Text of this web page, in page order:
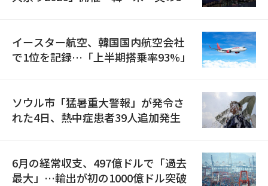
イースター航空、韓国国内航空会社
で1位を記録…「上半期搭乗率93%」
ソウル市「猛暑重大警報」が発令さ
れた4日、熱中症患者39人追加発生
6月の経常収支、497億ドルで「過去
最大」…輸出が初の1000億ドル突破